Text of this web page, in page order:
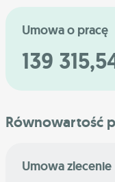
Umowa o pracę
139
Równowartość
Umowa zlecenie